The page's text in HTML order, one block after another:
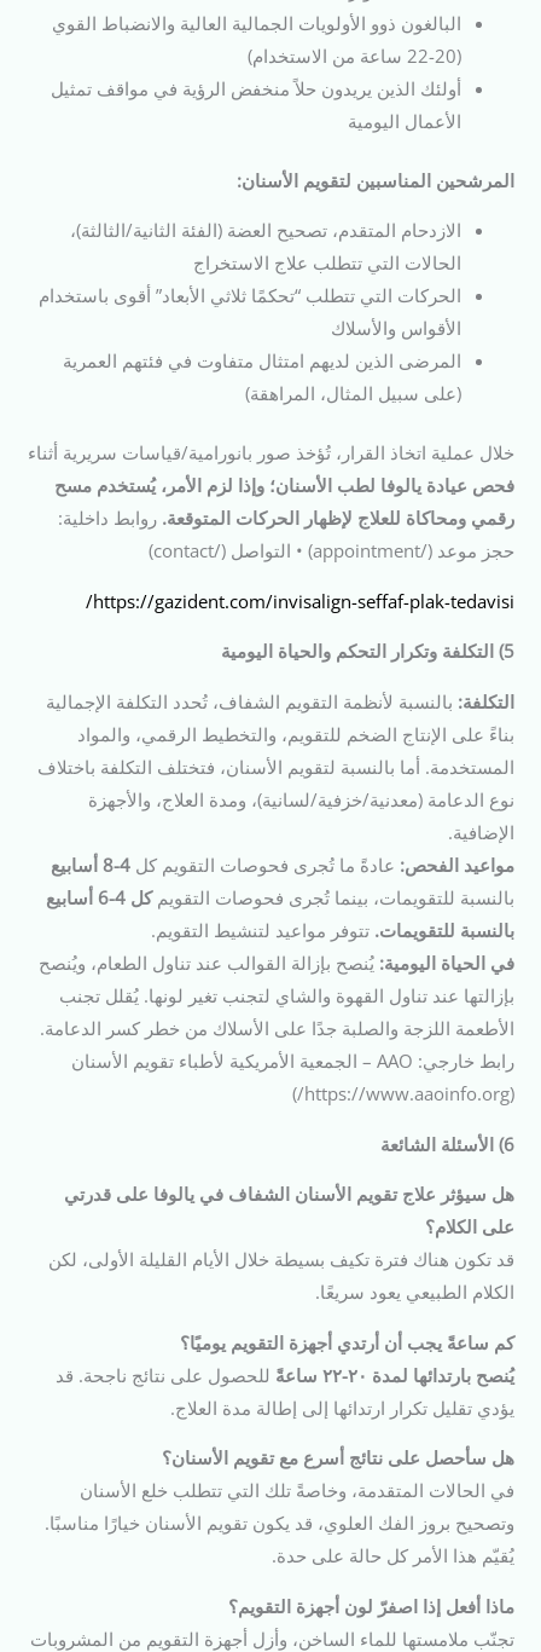
البالغون ذوو الأولويات الجمالية العالية والانضباط القوي
(20-22 ساعة من الاستخدام)
أولئك الذين يريدون حلاً منخفض الرؤية في مواقف تمثيل
الأعمال اليومية
المرشحين المناسبين لتقويم الأسنان:
الازدحام المتقدم، تصحيح العضة (الفئة الثانية/الثالثة)،
الحالات التي تتطلب علاج الاستخراج
الحركات التي تتطلب “تحكمًا ثلاثي الأبعاد” أقوى باستخدام
الأقواس والأسلاك
المرضى الذين لديهم امتثال متفاوت في فئتهم العمرية
(على سبيل المثال، المراهقة)
خلال عملية اتخاذ القرار، تُؤخذ صور بانورامية/قياسات سريرية أثناء
فحص عيادة يالوفا لطب الأسنان؛ وإذا لزم الأمر، يُستخدم مسح
رقمي ومحاكاة للعلاج لإظهار الحركات المتوقعة.روابط داخلية:
حجز موعد (/appointment) • التواصل (/contact)
https://gazident.com/invisalign-seffaf-plak-tedavisi/
5) التكلفة وتكرار التحكم والحياة اليومية
التكلفة: بالنسبة لأنظمة التقويم الشفاف، تُحدد التكلفة الإجمالية
بناءً على الإنتاج الضخم للتقويم، والتخطيط الرقمي، والمواد
المستخدمة. أما بالنسبة لتقويم الأسنان، فتختلف التكلفة باختلاف
نوع الدعامة (معدنية/خزفية/لسانية)، ومدة العلاج، والأجهزة
الإضافية.
مواعيد الفحص: عادةً ما تُجرى فحوصات التقويم كل4-8 أسابيع
بالنسبة للتقويمات، بينما تُجرى فحوصات التقويم
كل 4-6 أسابيع
بالنسبة للتقويمات.تتوفر مواعيد لتنشيط التقويم.
في الحياة اليومية:يُنصح بإزالة القوالب عند تناول الطعام، ويُنصح
بإزالتها عند تناول القهوة والشاي لتجنب تغير لونها. يُقلل تجنب
الأطعمة اللزجة والصلبة جدًا على الأسلاك من خطر كسر الدعامة.
رابط خارجي: AAO – الجمعية الأمريكية لأطباء تقويم الأسنان
(https://www.aaoinfo.org/)
6) الأسئلة الشائعة
هل سيؤثر علاج تقويم الأسنان الشفاف في يالوفا على قدرتي
على الكلام؟
قد تكون هناك فترة تكيف بسيطة خلال الأيام القليلة الأولى، لكن
الكلام الطبيعي يعود سريعًا.
كم ساعةً يجب أن أرتدي أجهزة التقويم يوميًا؟
يُنصح بارتدائها لمدة ٢٠-٢٢ ساعةً
للحصول على نتائج ناجحة. قد
يؤدي تقليل تكرار ارتدائها إلى إطالة مدة العلاج.
هل سأحصل على نتائج أسرع مع تقويم الأسنان؟
في الحالات المتقدمة، وخاصةً تلك التي تتطلب خلع الأسنان
وتصحيح بروز الفك العلوي، قد يكون تقويم الأسنان خيارًا مناسبًا.
يُقيّم هذا الأمر كل حالة على حدة.
ماذا أفعل إذا اصفرّ لون أجهزة التقويم؟
تجنّب ملامستها للماء الساخن، وأزل أجهزة التقويم من المشروبات